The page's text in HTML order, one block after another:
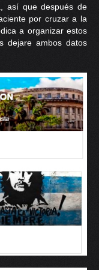
así que después de
por cruzar a la
a organizar estos
dejare ambos datos